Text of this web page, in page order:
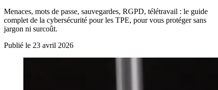
Menaces, mots de passe, sauvegardes, RGPD, télétravail : le guide
complet de la cybersécurité pour les TPE, pour vous protéger sans
jargon ni surcoût.
Publié le 23 avril 2026